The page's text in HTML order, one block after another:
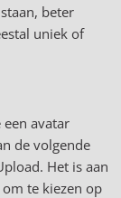
beter
uniek of
een avatar
de volgende
Het is aan
te kiezen op